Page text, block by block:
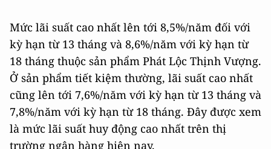
Mức lãi suất cao nhất lên tới 8,5%/năm đối với
kỳ hạn từ 13 tháng và 8,6%/năm với kỳ hạn từ
18 tháng thuộc sản phẩm Phát Lộc Thịnh Vượng.
Ở sản phẩm tiết kiệm thường, lãi suất cao nhất
cũng lên tới 7,6%/năm với kỳ hạn từ 13 tháng và
7,8%/năm với kỳ hạn từ 18 tháng. Đây được xem
là mức lãi suất huy động cao nhất trên thị
trường ngân hàng hiện nay.